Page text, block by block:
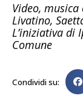
Video,
Livatino,
L’iniziativa di
Comune
Condividi su: